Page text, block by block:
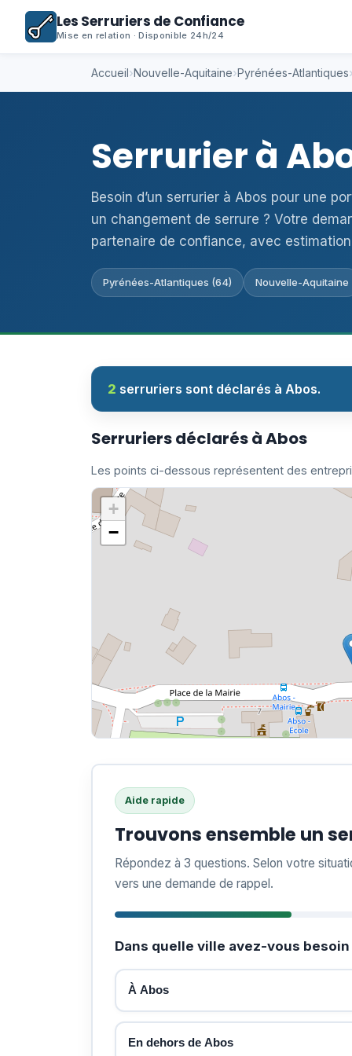
Les Serruriers de Confiance
Mise en relation · Disponible 24h/24
Accueil›Nouvelle-Aquitaine›Pyrénées-Atlantiques
Serrurier à
Besoin d’un serrurier à Abos pour une
un changement de serrure ? Votre
partenaire de confiance, avec
Pyrénées-Atlantiques (64) Nouvelle-Aquitaine
2 serruriers sont déclarés à Abos.
Serruriers déclarés à Abos
Les points ci-dessous représentent des
+
−
Aide rapide
Trouvons ensemble un
Répondez à 3 questions. Selon votre
vers une demande de rappel.
Dans quelle ville avez-vous besoin
À Abos
En dehors de Abos